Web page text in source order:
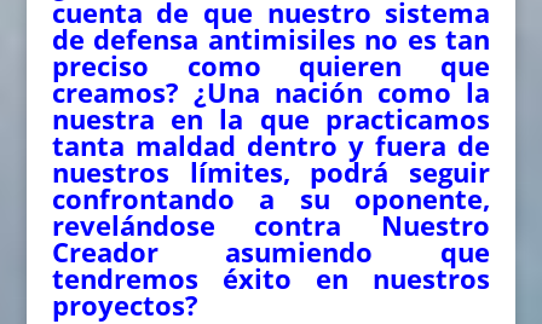
cuenta de que nuestro sistema
de defensa antimisiles no es tan
preciso como quieren que
creamos? ¿Una nación como la
nuestra en la que practicamos
tanta maldad dentro y fuera de
nuestros límites, podrá seguir
confrontando a su oponente,
revelándose contra Nuestro
Creador asumiendo que
tendremos éxito en nuestros
proyectos?